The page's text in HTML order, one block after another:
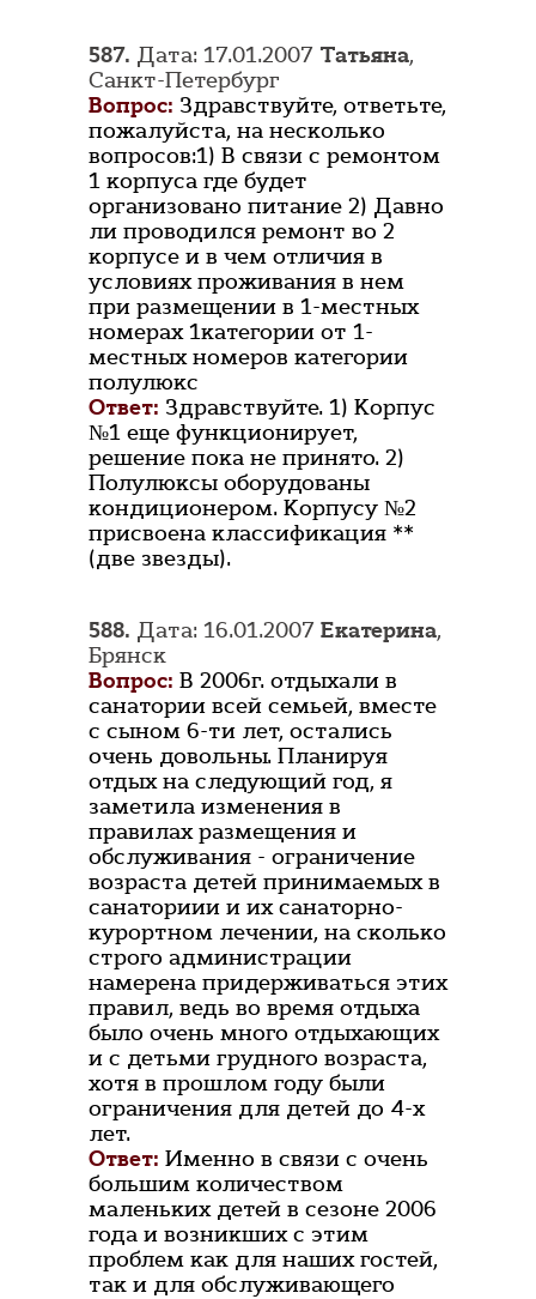
587. Дата: 17.01.2007 Татьяна,
Санкт-Петербург
Вопрос: Здравствуйте, ответьте,
пожалуйста, на несколько
вопросов:1) В связи с ремонтом
1 корпуса где будет
организовано питание 2) Давно
ли проводился ремонт во 2
корпусе и в чем отличия в
условиях проживания в нем
при размещении в 1-местных
номерах 1категории от 1-
местных номеров категории
полулюкс
Ответ: Здравствуйте. 1) Корпус
№1 еще функционирует,
решение пока не принято. 2)
Полулюксы оборудованы
кондиционером. Корпусу №2
присвоена классификация **
(две звезды).
588. Дата: 16.01.2007 Екатерина,
Брянск
Вопрос: В 2006г. отдыхали в
санатории всей семьей, вместе
с сыном 6-ти лет, остались
очень довольны. Планируя
отдых на следующий год, я
заметила изменения в
правилах размещения и
обслуживания - ограничение
возраста детей принимаемых в
санаториии и их санаторно-
курортном лечении, на сколько
строго администрации
намерена придерживаться этих
правил, ведь во время отдыха
было очень много отдыхающих
и с детьми грудного возраста,
хотя в прошлом году были
ограничения для детей до 4-х
лет.
Ответ: Именно в связи с очень
большим количеством
маленьких детей в сезоне 2006
года и возникших с этим
проблем как для наших гостей,
так и для обслуживающего